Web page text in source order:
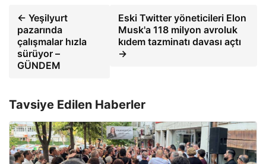
← Yeşilyurt
pazarında
çalışmalar hızla
sürüyor –
GÜNDEM
Eski Twitter yöneticileri Elon
Musk'a 118 milyon avroluk
kıdem tazminatı davası açtı
→
Tavsiye Edilen Haberler